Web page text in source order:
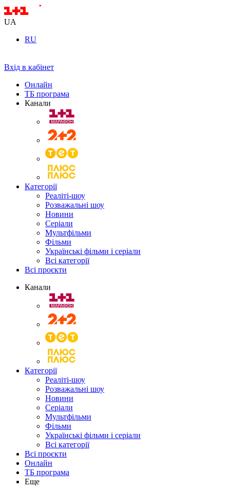
UA
RU
Вхід в кабінет
Онлайн
ТБ програма
Канали
Категорії
Реаліті-шоу
Розважальні шоу
Новини
Серіали
Мультфільми
Фільми
Українські фільми і серіали
Всі категорії
Всі проєкти
Канали
Категорії
Реаліті-шоу
Розважальні шоу
Новини
Серіали
Мультфільми
Фільми
Українські фільми і серіали
Всі категорії
Всі проєкти
Онлайн
ТБ програма
Еще